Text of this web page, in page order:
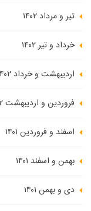
تیر و مرداد ۱۴۰۲
خرداد و تیر ۱۴۰۲
اردیبهشت و خرداد ۱۴۰۲
فروردین و اردیبهشت ۱۴۰۲
اسفند و فروردین ۱۴۰۱
بهمن و اسفند ۱۴۰۱
دی و بهمن ۱۴۰۱